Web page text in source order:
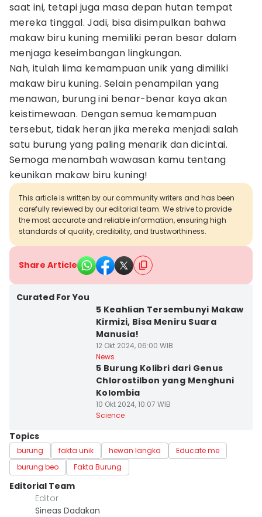
saat ini, tetapi juga masa depan hutan tempat
mereka tinggal. Jadi, bisa disimpulkan bahwa
makaw biru kuning memiliki peran besar dalam
menjaga keseimbangan lingkungan.
Nah, itulah lima kemampuan unik yang dimiliki
makaw biru kuning. Selain penampilan yang
menawan, burung ini benar-benar kaya akan
keistimewaan. Dengan semua kemampuan
tersebut, tidak heran jika mereka menjadi salah
satu burung yang paling menarik dan dicintai.
Semoga menambah wawasan kamu tentang
keunikan makaw biru kuning!
This article is written by our community writers and has been
carefully reviewed by our editorial team. We strive to provide
the most accurate and reliable information, ensuring high
standards of quality, credibility, and trustworthiness.
Share Article
Curated For You
5 Keahlian Tersembunyi Makaw
Kirmizi, Bisa Meniru Suara
Manusia!
12 Okt 2024, 06:00 WIB
News
5 Burung Kolibri dari Genus
Chlorostilbon yang Menghuni
Kolombia
10 Okt 2024, 10:07 WIB
Science
Topics
burung fakta unik hewan langka
Educate me
burung beo
Fakta Burung
Editorial Team
Editor
Sineas Dadakan